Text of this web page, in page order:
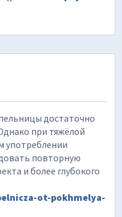
достаточно
при тяжёлой
употреблении
повторную
и более глубокого
ot-pokhmelya-